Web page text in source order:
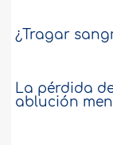
¿Tragar
La pérdida
ablución